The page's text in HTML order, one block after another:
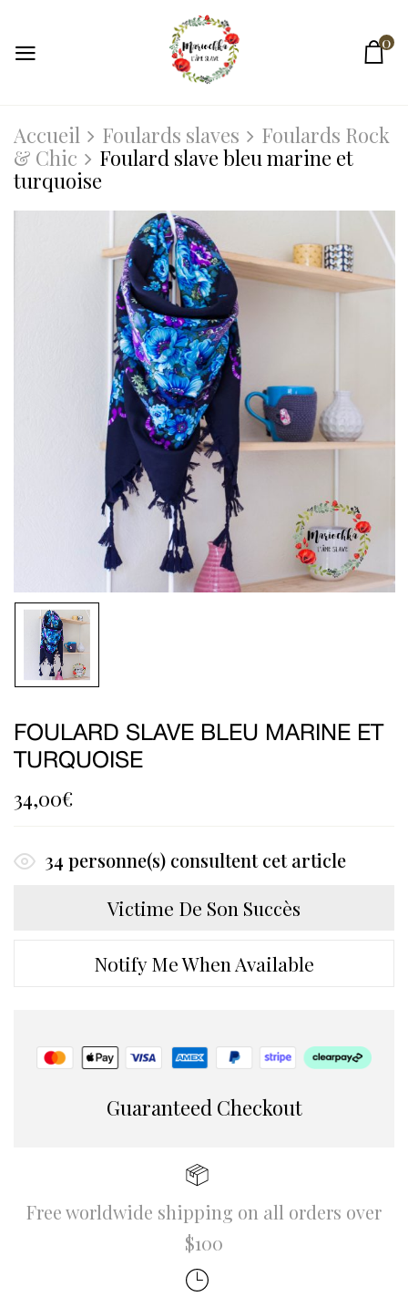
0
Accueil Foulards slaves
Foulards Rock
& Chic
Foulard slave bleu marine et
turquoise
FOULARD SLAVE BLEU MARINE ET
TURQUOISE
34,00€
34 personne(s) consultent cet article
Victime De Son Succès
Notify Me When Available
Guaranteed Checkout
Free worldwide shipping on all orders over
$100